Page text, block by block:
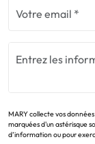
MARY collecte vos
marquées d'un astérisque
d’information ou pour